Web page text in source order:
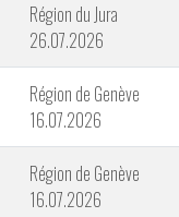
Région du Jura
26.07.2026
Région de Genève
16.07.2026
Région de Genève
16.07.2026